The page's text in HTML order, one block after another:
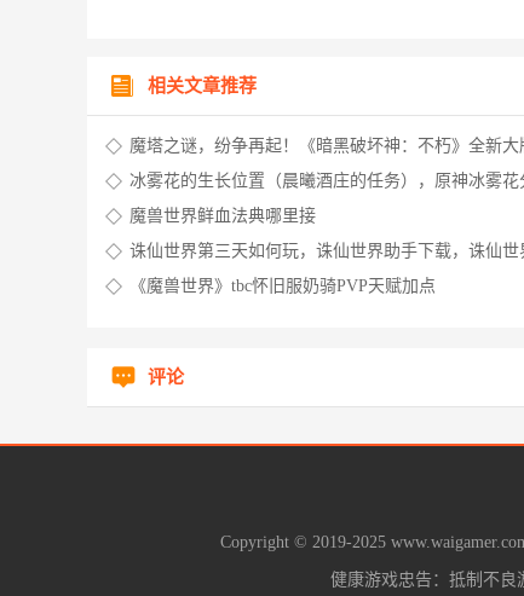
相关文章推荐
魔塔之谜，纷争再起！《暗黑破坏神：不朽》全新大
塔纷争”3月30日震撼来袭！，王者纷争镇魔塔教程
冰雾花的生长位置（晨曦酒庄的任务），原神冰雾花
置，原神酒庄冰雾花在哪里
魔兽世界鲜血法典哪里接
诛仙世界第三天如何玩，诛仙世界助手下载，诛仙世
《魔兽世界》tbc怀旧服奶骑PVP天赋加点
评论
Copyright © 2019-2025
健康游戏忠告：抵制不良